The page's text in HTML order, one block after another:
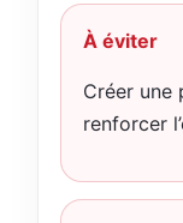
À éviter
Créer une
renforcer